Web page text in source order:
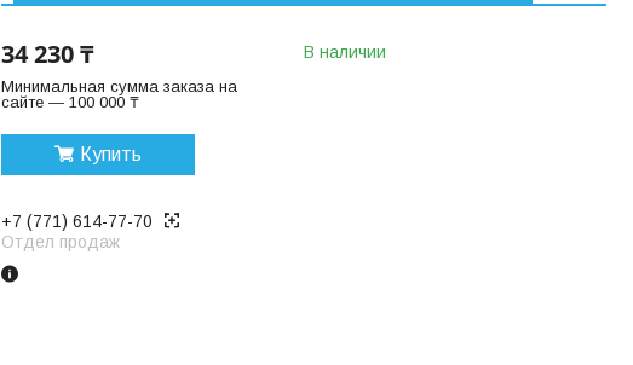
34 230 ₸
Минимальная сумма заказа на
сайте — 100 000 ₸
В наличии
Купить
+7 (771) 614-77-70
Отдел продаж